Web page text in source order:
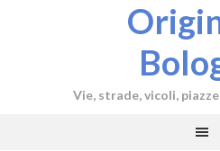
Vie, strade, vicoli,